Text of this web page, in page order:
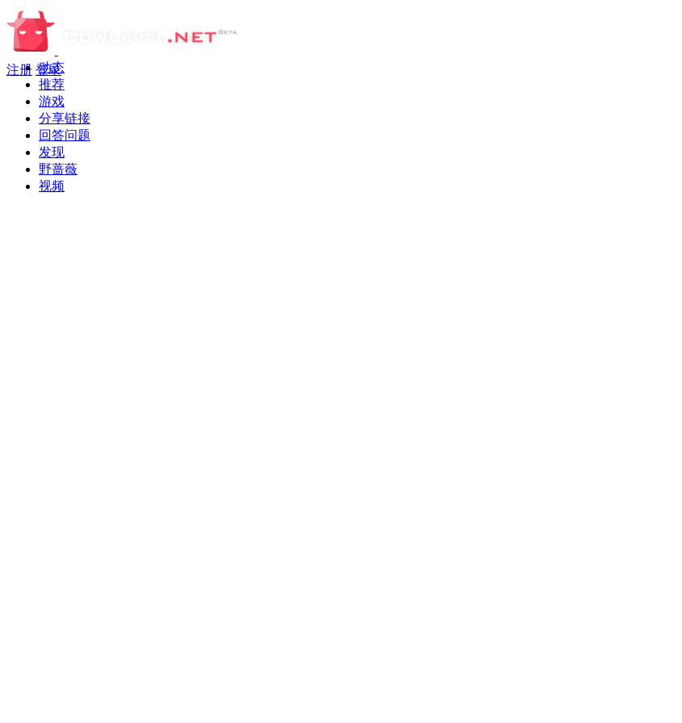
注册 登录
动态
推荐
游戏
分享链接
回答问题
发现
野蔷薇
视频